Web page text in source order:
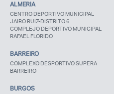
¿Ya eres socio pero no
estas registrado?
ALMERIA
CENTRO DEPORTIVO MUNICIPAL
JAIRO RUIZ-DISTRITO 6
COMPLEJO DEPORTIVO MUNICIPAL
RAFAEL FLORIDO
BARREIRO
COMPLEXO DESPORTIVO SUPERA
BARREIRO
BURGOS